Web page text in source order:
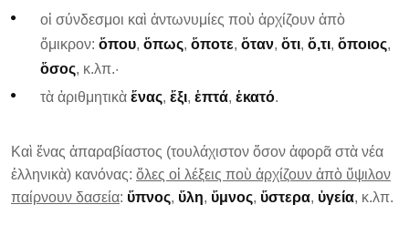
οἱ σύνδεσμοι καὶ ἀντωνυμίες ποὺ ἀρχίζουν ἀπὸ
ὄμικρον: ὅπου, ὅπως, ὅποτε, ὅταν, ὅτι, ὅ,τι, ὅποιος,
ὅσος, κ.λπ.·
τὰ ἀριθμητικὰ ἕνας, ἕξι, ἑπτά, ἑκατό.
Καὶ ἕνας ἀπαραβίαστος (τουλάχιστον ὅσον ἀφορᾶ στὰ νέα
ἑλληνικὰ) κανόνας: ὅλες οἱ λέξεις ποὺ ἀρχίζουν ἀπὸ ὕψιλον
παίρνουν δασεία: ὕπνος, ὕλη, ὕμνος, ὕστερα, ὑγεία, κ.λπ.